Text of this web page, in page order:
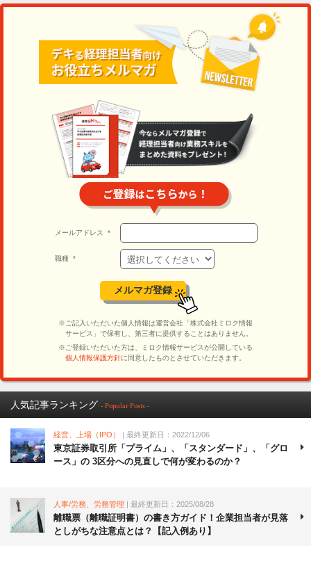
人気記事ランキング - Popular Posts -
経営、上場（IPO） | 最終更新日：2022/12/06
東京証券取引所「プライム」、「スタンダード」、「グロ
ース」の 3区分への見直しで何が変わるのか？
人事/労務、労務管理 | 最終更新日：2025/08/28
離職票（離職証明書）の書き方ガイド！企業担当者が見落
としがちな注意点とは？【記入例あり】